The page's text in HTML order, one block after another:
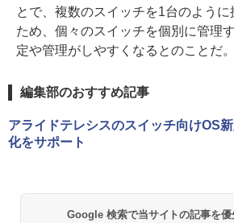
とで、複数のスイッチを1台のように
ため、個々のスイッチを個別に管理
定や管理がしやすくなるとのことだ。
編集部のおすすめ記事
アライドテレシスのスイッチ向けOS
化をサポート
Google 検索で当サイトの記事を優